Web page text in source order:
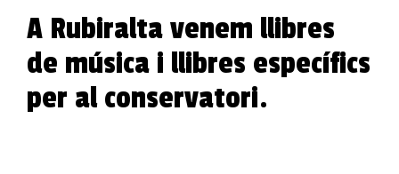
A Rubiralta venem llibres
de música i llibres específics
per al conservatori.